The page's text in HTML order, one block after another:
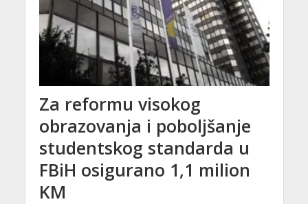
Za reformu visokog
obrazovanja i poboljšanje
studentskog standarda u
FBiH osigurano 1,1 milion
KM